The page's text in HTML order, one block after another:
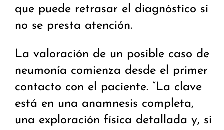
que puede retrasar el diagnóstico si
no se presta atención.
La valoración de un posible caso de
neumonía comienza desde el primer
contacto con el paciente. “La clave
está en una anamnesis completa,
una exploración física detallada y, si